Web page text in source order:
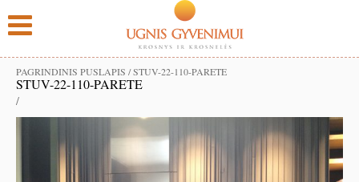
PAGRINDINIS PUSLAPIS /STUV-22-110-PARETE
STUV-22-110-PARETE
/